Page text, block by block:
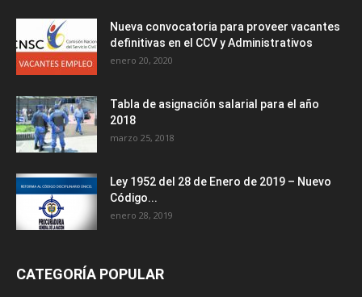
Nueva convocatoria para proveer vacantes
definitivas en el CCV y Administrativos
enero 20, 2020
Tabla de asignación salarial para el año
2018
marzo 25, 2018
Ley 1952 del 28 de Enero de 2019 – Nuevo
Código...
enero 28, 2019
CATEGORÍA POPULAR